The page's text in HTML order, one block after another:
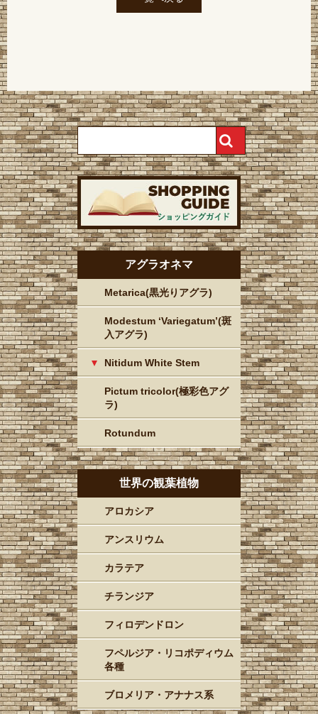
アグラオネマ
Metarica(黒光りアグラ)
Modestum ‘Variegatum’(斑
入アグラ)
Nitidum White Stem
Pictum tricolor(極彩色アグ
ラ)
Rotundum
世界の観葉植物
アロカシア
アンスリウム
カラテア
チランジア
フィロデンドロン
フペルジア・リコポディウム
各種
ブロメリア・アナナス系